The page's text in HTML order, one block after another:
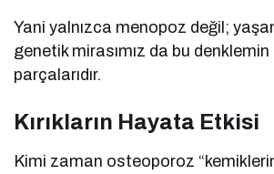
Yani yalnızca menopoz değil;
genetik mirasımız da bu
parçalarıdır.
Kırıkların Hayata Etkisi
Kimi zaman osteoporoz